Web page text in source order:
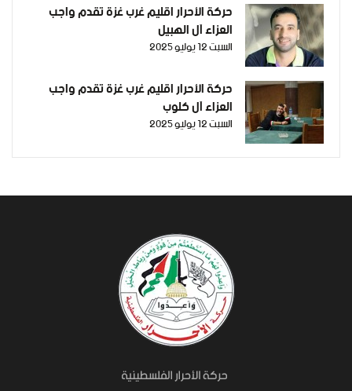
حركة الأحرار اقليم غرب غزة تقدم واجب
العزاء آل الهبيل
السبت 12 يوليو 2025
حركة الأحرار اقليم غرب غزة تقدم واجب
العزاء آل كلوب
السبت 12 يوليو 2025